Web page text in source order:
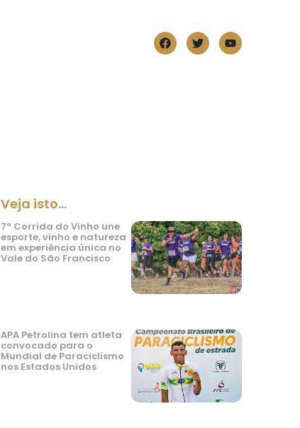
Veja isto...
7ª Corrida do Vinho une
esporte, vinho e natureza
em experiência única no
Vale do São Francisco
APA Petrolina tem atleta
convocado para o
Mundial de Paraciclismo
nos Estados Unidos